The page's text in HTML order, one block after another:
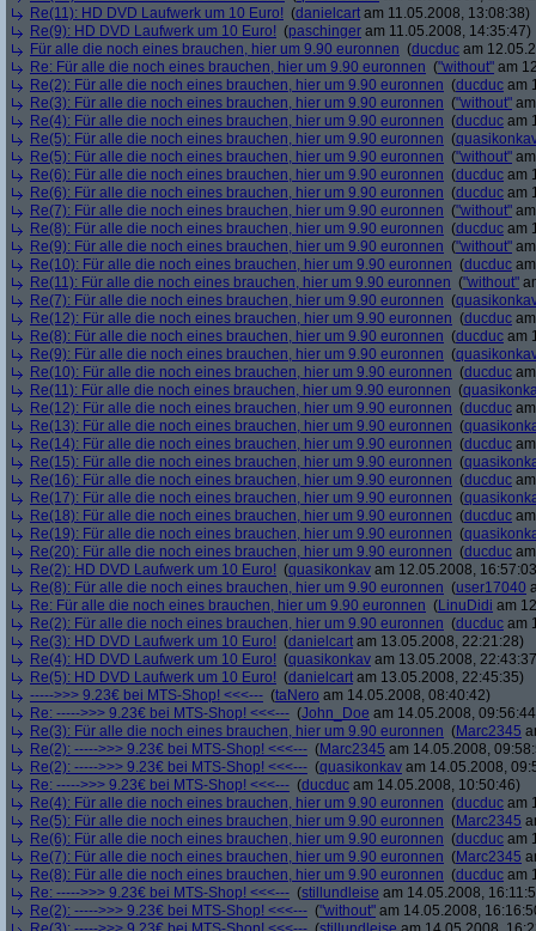
Re(11): HD DVD Laufwerk um 10 Euro! (danielcart am 11.05.2008, 13:08:38)
Re(9): HD DVD Laufwerk um 10 Euro! (paschinger am 11.05.2008, 14:35:47)
Für alle die noch eines brauchen, hier um 9.90 euronnen (ducduc am
Re: Für alle die noch eines brauchen, hier um 9.90 euronnen ("without" am
Re(2): Für alle die noch eines brauchen, hier um 9.90 euronnen (ducduc am
Re(3): Für alle die noch eines brauchen, hier um 9.90 euronnen ("without"
Re(4): Für alle die noch eines brauchen, hier um 9.90 euronnen (ducduc am
Re(5): Für alle die noch eines brauchen, hier um 9.90 euronnen (
Re(5): Für alle die noch eines brauchen, hier um 9.90 euronnen ("without"
Re(6): Für alle die noch eines brauchen, hier um 9.90 euronnen (ducduc am
Re(6): Für alle die noch eines brauchen, hier um 9.90 euronnen (ducduc am
Re(7): Für alle die noch eines brauchen, hier um 9.90 euronnen ("without"
Re(8): Für alle die noch eines brauchen, hier um 9.90 euronnen (ducduc am
Re(9): Für alle die noch eines brauchen, hier um 9.90 euronnen ("without"
Re(10): Für alle die noch eines brauchen, hier um 9.90 euronnen (ducduc
Re(11): Für alle die noch eines brauchen, hier um 9.90 euronnen ("without"
Re(7): Für alle die noch eines brauchen, hier um 9.90 euronnen (
Re(12): Für alle die noch eines brauchen, hier um 9.90 euronnen (ducduc
Re(8): Für alle die noch eines brauchen, hier um 9.90 euronnen (ducduc am
Re(9): Für alle die noch eines brauchen, hier um 9.90 euronnen (
Re(10): Für alle die noch eines brauchen, hier um 9.90 euronnen (ducduc
Re(11): Für alle die noch eines brauchen, hier um 9.90 euronnen (
Re(12): Für alle die noch eines brauchen, hier um 9.90 euronnen (ducduc
Re(13): Für alle die noch eines brauchen, hier um 9.90 euronnen (
Re(14): Für alle die noch eines brauchen, hier um 9.90 euronnen (ducduc
Re(15): Für alle die noch eines brauchen, hier um 9.90 euronnen (
Re(16): Für alle die noch eines brauchen, hier um 9.90 euronnen (ducduc
Re(17): Für alle die noch eines brauchen, hier um 9.90 euronnen (
Re(18): Für alle die noch eines brauchen, hier um 9.90 euronnen (ducduc
Re(19): Für alle die noch eines brauchen, hier um 9.90 euronnen (
Re(20): Für alle die noch eines brauchen, hier um 9.90 euronnen (ducduc
Re(2): HD DVD Laufwerk um 10 Euro! (quasikonkav am 12.05.2008,
Re(8): Für alle die noch eines brauchen, hier um 9.90 euronnen (user17040
Re: Für alle die noch eines brauchen, hier um 9.90 euronnen (LinuDidi am
Re(2): Für alle die noch eines brauchen, hier um 9.90 euronnen (ducduc am
Re(3): HD DVD Laufwerk um 10 Euro! (danielcart am 13.05.2008, 22:21:28)
Re(4): HD DVD Laufwerk um 10 Euro! (quasikonkav am 13.05.2008,
Re(5): HD DVD Laufwerk um 10 Euro! (danielcart am 13.05.2008, 22:45:35)
----->>> 9.23€ bei MTS-Shop! <<<--- (taNero am 14.05.2008, 08:40:42)
Re: ----->>> 9.23€ bei MTS-Shop! <<<--- (John_Doe am 14.05.2008,
Re(3): Für alle die noch eines brauchen, hier um 9.90 euronnen (Marc2345
Re(2): ----->>> 9.23€ bei MTS-Shop! <<<--- (Marc2345 am 14.05.2008,
Re(2): ----->>> 9.23€ bei MTS-Shop! <<<--- (quasikonkav am 14.05.2008,
Re: ----->>> 9.23€ bei MTS-Shop! <<<--- (ducduc am 14.05.2008, 10:50:46)
Re(4): Für alle die noch eines brauchen, hier um 9.90 euronnen (ducduc am
Re(5): Für alle die noch eines brauchen, hier um 9.90 euronnen (Marc2345
Re(6): Für alle die noch eines brauchen, hier um 9.90 euronnen (ducduc am
Re(7): Für alle die noch eines brauchen, hier um 9.90 euronnen (Marc2345
Re(8): Für alle die noch eines brauchen, hier um 9.90 euronnen (ducduc am
Re: ----->>> 9.23€ bei MTS-Shop! <<<--- (stillundleise am 14.05.2008,
Re(2): ----->>> 9.23€ bei MTS-Shop! <<<--- ("without" am 14.05.2008,